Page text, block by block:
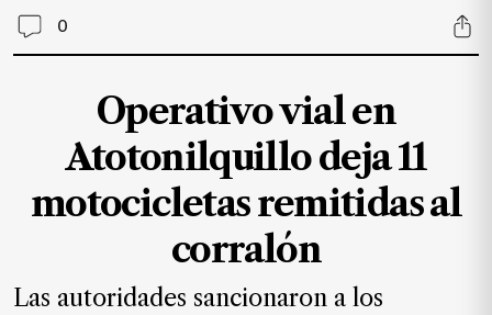
únete
a
MXN
Suscríbete ahora
0
Operativo vial en
Atotonilquillo deja 11
motocicletas remitidas al
corralón
Las autoridades sancionaron a los